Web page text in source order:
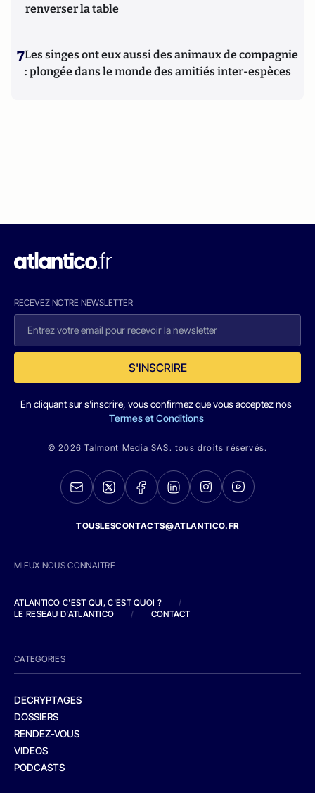
renverser la table
7Les singes ont eux aussi des animaux de compagnie
: plongée dans le monde des amitiés inter-espèces
RECEVEZ NOTRE NEWSLETTER
S'INSCRIRE
En cliquant sur s'inscrire, vous confirmez que vous acceptez nos
Termes et Conditions
© 2026 Talmont Media SAS. tous droits réservés.
TOUSLESCONTACTS@ATLANTICO.FR
MIEUX NOUS CONNAITRE
ATLANTICO C'EST QUI, C'EST QUOI ?
/
LE RESEAU D'ATLANTICO
/ CONTACT
CATEGORIES
DECRYPTAGES
DOSSIERS
RENDEZ-VOUS
VIDEOS
PODCASTS